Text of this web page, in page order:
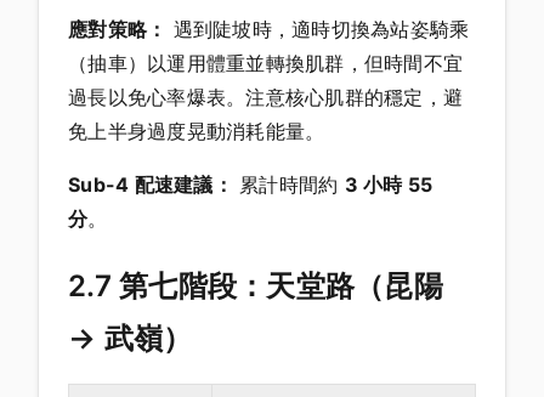
應對策略： 遇到陡坡時，適時切換為站姿騎乘
（抽車）以運用體重並轉換肌群，但時間不宜
過長以免心率爆表。注意核心肌群的穩定，避
免上半身過度晃動消耗能量。
Sub-4 配速建議： 累計時間約 3 小時 55
分。
2.7 第七階段：天堂路（昆陽
→ 武嶺）